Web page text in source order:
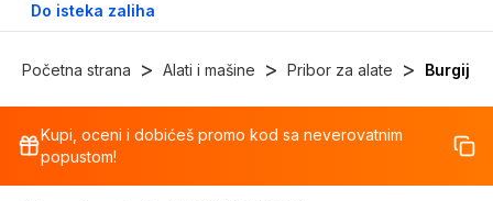
Do isteka zaliha
Početna strana > Alati i mašine > Pribor za alate > Burgije
%
Kupi, oceni i dobićeš promo kod sa neverovatnim
popustom!